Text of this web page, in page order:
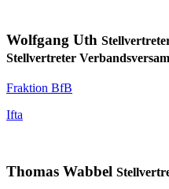
Wolfgang Uth
Stellvertreter
Fraktion BfB
Ifta
Thomas Wabbel